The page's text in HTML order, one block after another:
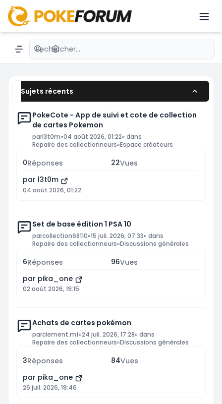
dernières nouveautés avec des passionnés du
JCC.émon avec une communauté active.
Navigation menu
Recherche avancée
Sujets récents
PokeCote - App de suivi et cote de collection
de cartes Pokemon
parl3t0m»04 août 2026, 01:22» dans
Repaire des collectionneurs»Espace créateurs
0Réponses 22Vues
par l3t0m
04 août 2026, 01:22
Set de base édition 1 PSA 10
parcollection68110»15 juil. 2026, 07:33» dans
Repaire des collectionneurs»Discussions générales
6Réponses 96Vues
par pika_one
02 août 2026, 19:15
Achats de cartes pokémon
parclement.mf»24 juil. 2026, 17:28» dans
Repaire des collectionneurs»Discussions générales
3Réponses 84Vues
par pika_one
26 juil. 2026, 19:46